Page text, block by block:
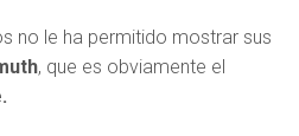
no le ha permitido mostrar sus
, que es obviamente el